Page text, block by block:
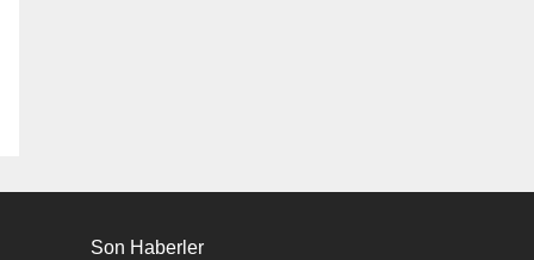
Son Haberler